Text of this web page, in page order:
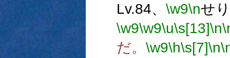
Lv.84、 \w9\nせ
\w9\w9\u\s[13]\n
だ。 \w9\h\s[7]\n